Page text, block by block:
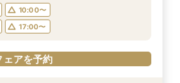
ェアを予約
ェアを予約
ェアを予約
ェアを予約
ェアを予約
ェアを予約
10:00〜
17:00〜
ェアを予約